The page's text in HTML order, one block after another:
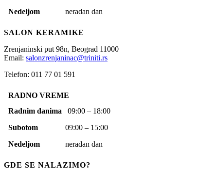
Nedeljom neradan dan
SALON KERAMIKE
Zrenjaninski put 98n, Beograd 11000
Email: salonzrenjaninac@triniti.rs
Telefon: 011 77 01 591
RADNO VREME
Radnim danima 09:00 – 18:00
Subotom 09:00 – 15:00
Nedeljom neradan dan
GDE SE NALAZIMO?